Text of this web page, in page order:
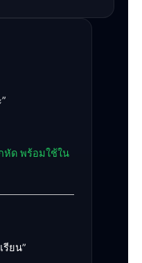
หัด พร้อมใช้ใน
ยน”